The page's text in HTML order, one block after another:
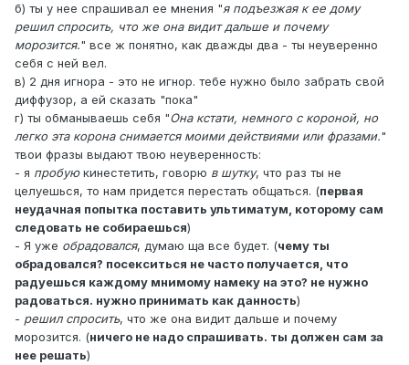
б) ты у нее спрашивал ее мнения "я подъезжая к ее дому
решил спросить, что же она видит дальше и почему
морозится." все ж понятно, как дважды два - ты неуверенно
себя с ней вел.
в) 2 дня игнора - это не игнор. тебе нужно было забрать свой
диффузор, а ей сказать "пока"
г) ты обманываешь себя "Она кстати, немного с короной, но
легко эта корона снимается моими действиями или фразами."
твои фразы выдают твою неуверенность:
- я пробуюкинестетить, говорю в шутку, что раз ты не
целуешься, то нам придется перестать общаться. (первая
неудачная попытка поставить ультиматум, которому сам
следовать не собираешься)
- Я уже обрадовался, думаю ща все будет. (чему ты
обрадовался? посекситься не часто получается, что
радуешься каждому мнимому намеку на это? не нужно
радоваться. нужно принимать как данность)
- решил спросить, что же она видит дальше и почему
морозится. (ничего не надо спрашивать. ты должен сам за
нее решать)